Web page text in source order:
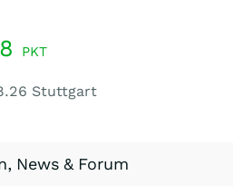
PKT
Stuttgart
News & Forum